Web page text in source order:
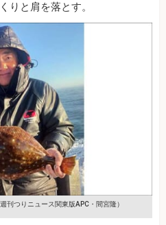
りと肩を落とす。
週刊つりニュース関東版APC・間宮隆）